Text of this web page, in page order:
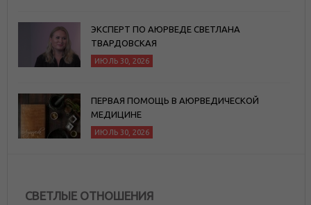
ЭКСПЕРТ ПО АЮРВЕДЕ СВЕТЛАНА
ТВАРДОВСКАЯ
ИЮЛЬ 30, 2026
ПЕРВАЯ ПОМОЩЬ В АЮРВЕДИЧЕСКОЙ
МЕДИЦИНЕ
ИЮЛЬ 30, 2026
СВЕТЛЫЕ ОТНОШЕНИЯ